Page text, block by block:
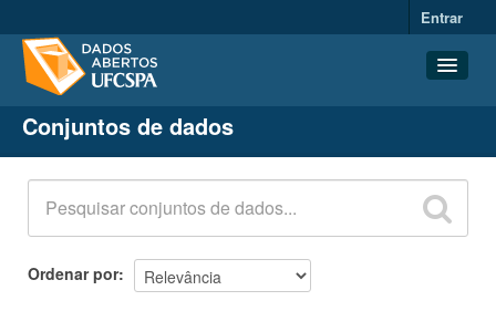
Entrar
Conjuntos de dados
Organizações
Grupos
Sobre
Conjuntos de dados
Ordenar por